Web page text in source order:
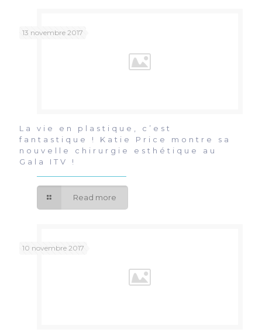
13 novembre 2017
La vie en plastique, c’est
fantastique ! Katie Price montre sa
nouvelle chirurgie esthétique au
Gala ITV !
Read more
10 novembre 2017